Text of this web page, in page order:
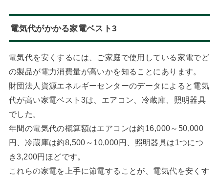
電気代がかかる家電ベスト3
電気代を安くするには、ご家庭で使用している家電でど
の製品が電力消費量が高いかを知ることにあります。
財団法人資源エネルギーセンターのデータによると電気
代が高い家電ベスト3は、エアコン、冷蔵庫、照明器具
でした。
年間の電気代の概算額はエアコンは約16,000～50,000
円、冷蔵庫は約8,500～10,000円、照明器具は1つにつ
き3,200円ほどです。
これらの家電を上手に節電することが、電気代を安くす